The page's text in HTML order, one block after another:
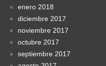
enero 2018
diciembre 2017
noviembre 2017
octubre 2017
septiembre 2017